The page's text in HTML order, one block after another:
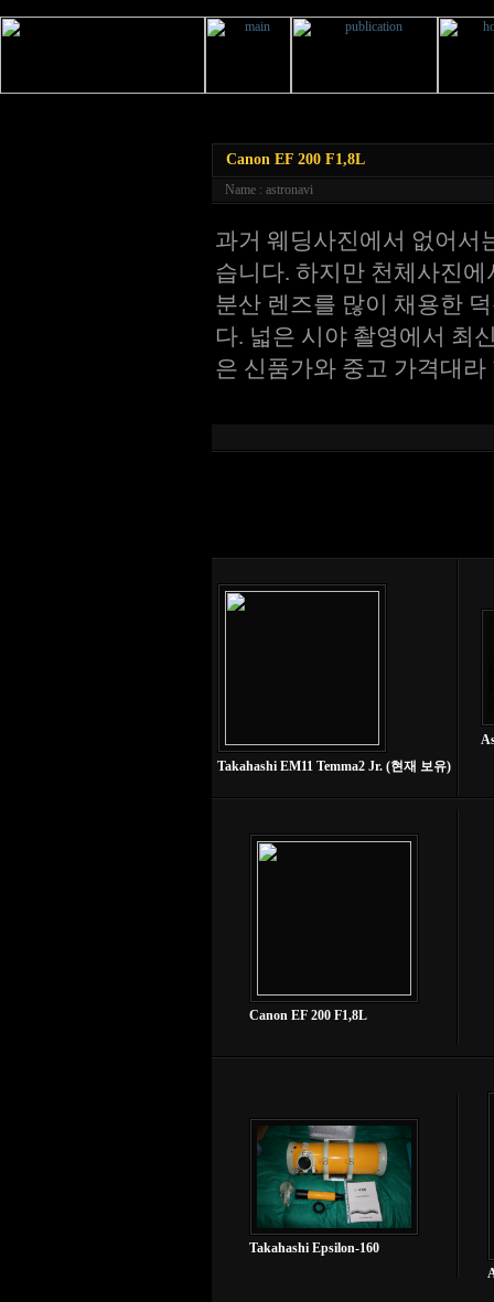
Canon EF 200 F1,8L
Name : astronavi
과거 웨딩사진에서 없어서
습니다. 하지만 천체사진
분산 렌즈를 많이 채용한
다. 넓은 시야 촬영에서 최
은 신품가와 중고 가격대라
Takahashi EM11 Temma2 Jr. (현재 보유)
Canon EF 200 F1,8L
Takahashi Epsilon-160